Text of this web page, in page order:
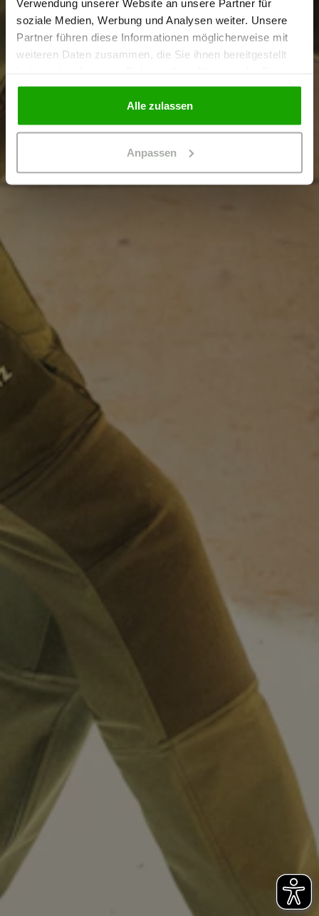
Verwendung unserer Website an unsere Partner für
soziale Medien, Werbung und Analysen weiter. Unsere
Partner führen diese Informationen möglicherweise mit
weiteren Daten zusammen, die Sie ihnen bereitgestellt
gesammelt haben.
Alle zulassen
Anpassen
DIE SCHÖFFEL
PRO SERVICES